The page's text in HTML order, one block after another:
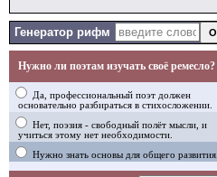
Генератор рифм
Нужно ли поэтам изучать своё ремесло?
Да, профессиональный поэт должен
основательно разбираться в стихосложении.
Нет, поэзия - свободный полёт мысли, и
учиться этому нет необходимости.
Нужно знать основы для общего развития.